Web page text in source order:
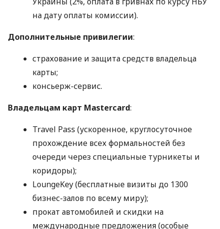
на дату оплаты комиссии).
Дополнительные привилегии:
страхование и защита средств владельца
карты;
консьерж-сервис.
Владельцам карт Mastercard:
Travel Pass (ускоренное, круглосуточное
прохождение всех формальностей без
очереди через специальные турникеты и
коридоры);
LoungeKey (бесплатные визиты до 1300
бизнес-залов по всему миру);
прокат автомобилей и скидки на
международные предложения (особые